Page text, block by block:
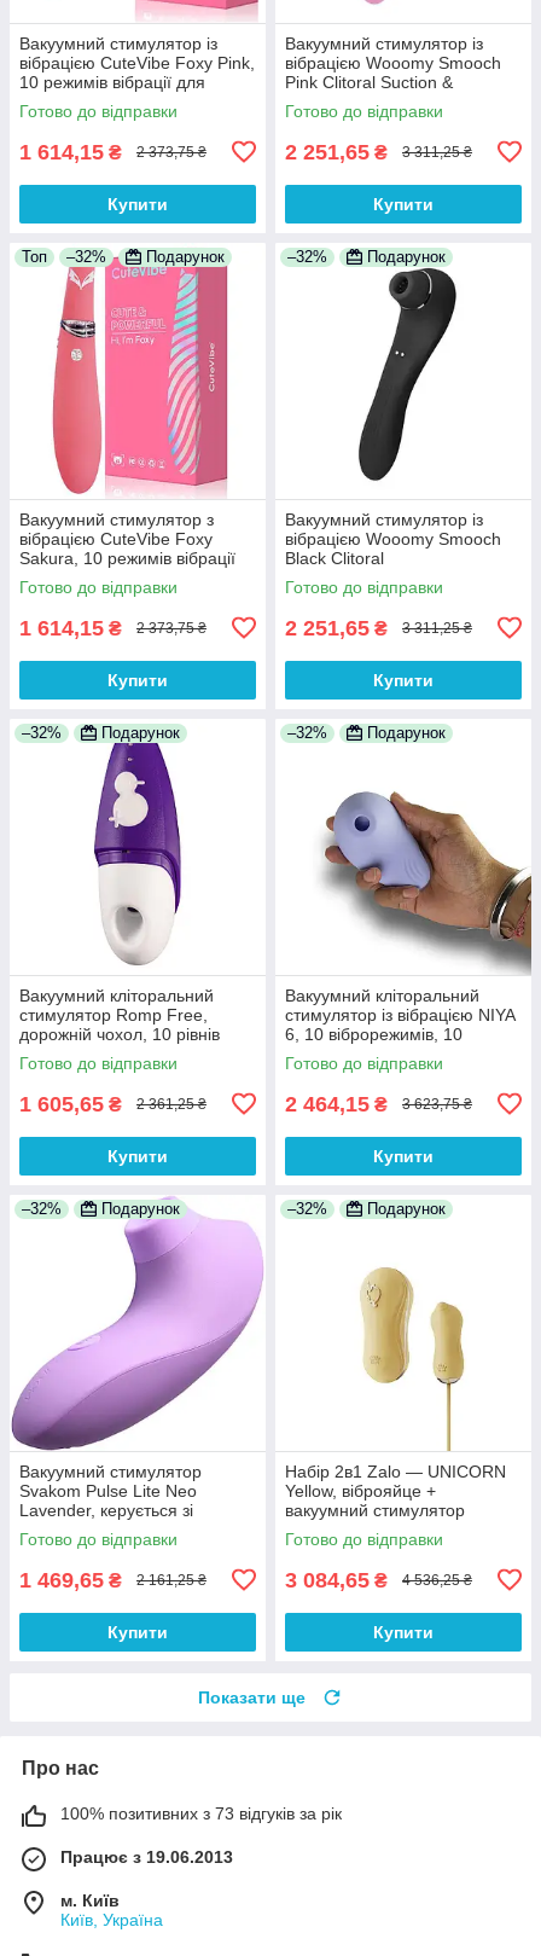
Вакуумний стимулятор із
вібрацією CuteVibe Foxy Pink,
10 режимів вібрації для
глибокої стимуляції точки G
Готово до відправки
1 614,15 ₴ 2 373,75 ₴
Купити
Вакуумний стимулятор із
вібрацією Wooomy Smooch
Pink Clitoral Suction &
Vibration, 10х2 режимів
Готово до відправки
2 251,65 ₴ 3 311,25 ₴
Купити
Топ –32% Подарунок
Вакуумний стимулятор з
вібрацією CuteVibe Foxy
Sakura, 10 режимів вібрації
для глибокої стимуляції точки
G
Готово до відправки
1 614,15 ₴ 2 373,75 ₴
Купити
–32% Подарунок
Вакуумний стимулятор із
вібрацією Wooomy Smooch
Black Clitoral
Suction&Vibration
Готово до відправки
2 251,65 ₴ 3 311,25 ₴
Купити
–32% Подарунок
Вакуумний кліторальний
стимулятор Romp Free,
дорожній чохол, 10 рівнів
інтенсивності
Готово до відправки
1 605,65 ₴ 2 361,25 ₴
Купити
–32% Подарунок
Вакуумний кліторальний
стимулятор із вібрацією NIYA
6, 10 віброрежимів, 10
вакуумно-хвильових режимів
Готово до відправки
2 464,15 ₴ 3 623,75 ₴
Купити
–32% Подарунок
Вакуумний стимулятор
Svakom Pulse Lite Neo
Lavender, керується зі
смартфона
Готово до відправки
1 469,65 ₴ 2 161,25 ₴
Купити
–32% Подарунок
Набір 2в1 Zalo — UNICORN
Yellow, віброяйце +
вакуумний стимулятор
Готово до відправки
3 084,65 ₴ 4 536,25 ₴
Купити
Показати ще
Про нас
100% позитивних з 73 відгуків за рік
Працює з 19.06.2013
м. Київ
Київ, Україна